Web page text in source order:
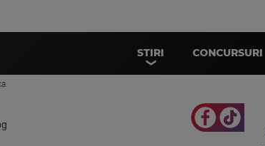
STIRI CONCURSURI